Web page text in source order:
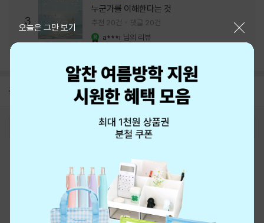
3
누군가를 이해한다는 것
추천 20건 댓글 20건
a***i 님의 리뷰
공지 8월 신용카드 무이자할부 안내
오늘은 그만 보기
최근 본 상품
eBook 1:1문의/채팅상담
예스이십사(주) 사업자 정보
이용약관
개인정보처리방침
청소년보호정책
PC버전
회사소개
거래처관계자께